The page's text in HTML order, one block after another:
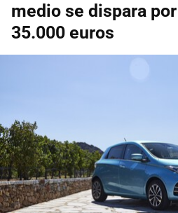
medio se dispara
35.000 euros